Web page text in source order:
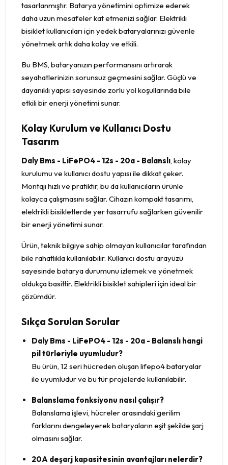
tasarlanmıştır. Batarya yönetimini optimize ederek
daha uzun mesafeler kat etmenizi sağlar. Elektrikli
bisiklet kullanıcıları için yedek bataryalarınızı güvenle
yönetmek artık daha kolay ve etkili.
Bu BMS, bataryanızın performansını artırarak
seyahatlerinizin sorunsuz geçmesini sağlar. Güçlü ve
dayanıklı yapısı sayesinde zorlu yol koşullarında bile
etkili bir enerji yönetimi sunar.
Kolay Kurulum ve Kullanıcı Dostu
Tasarım
Daly Bms - LiFePO4 - 12s - 20a - Balanslı, kolay
kurulumu ve kullanıcı dostu yapısı ile dikkat çeker.
Montajı hızlı ve pratiktir, bu da kullanıcıların ürünle
kolayca çalışmasını sağlar. Cihazın kompakt tasarımı,
elektrikli bisikletlerde yer tasarrufu sağlarken güvenilir
bir enerji yönetimi sunar.
Ürün, teknik bilgiye sahip olmayan kullanıcılar tarafından
bile rahatlıkla kullanılabilir. Kullanıcı dostu arayüzü
sayesinde batarya durumunu izlemek ve yönetmek
oldukça basittir. Elektrikli bisiklet sahipleri için ideal bir
çözümdür.
Sıkça Sorulan Sorular
Daly Bms - LiFePO4 - 12s - 20a - Balanslı hangi
pil türleriyle uyumludur?
Bu ürün, 12 seri hücreden oluşan lifepo4 bataryalar
ile uyumludur ve bu tür projelerde kullanılabilir.
Balanslama fonksiyonu nasıl çalışır?
Balanslama işlevi, hücreler arasındaki gerilim
farklarını dengeleyerek bataryaların eşit şekilde şarj
olmasını sağlar.
20A deşarj kapasitesinin avantajları nelerdir?